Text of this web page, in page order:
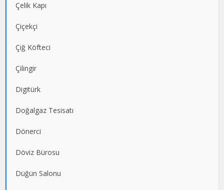
Çelik Kapı
Çiçekçi
Çiğ Köfteci
Çilingir
Digitürk
Doğalgaz Tesisatı
Dönerci
Döviz Bürosu
Düğün Salonu